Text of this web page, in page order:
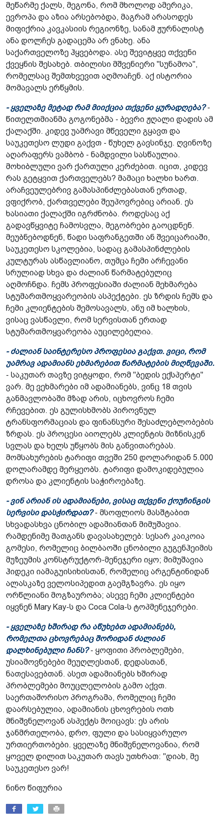
მეწარმე ქალს, მეგონა, რომ მხოლოდ ამერიკა,
ევროპა და აზია არსებობდა, მაგრამ არასოდეს
მიფიქრია კავკასიის რეგიონზე, სანამ ჟურნალისტ
ანა დოლჩეს გადაცემა არ ვნახე. ანა
საქართველოზე ჰყვებოდა. ასე შევიტყვე თქვენი
ქვეყნის შესახებ. თბილისი მშვენიერი "სუნამოა",
რომელსაც შემთხვევით აღმოაჩენ. აქ ისტორია
მომავალს ერწყმის.
- ყველაზე მეტად რამ მიიქცია თქვენი ყურადღება?-
წითელთმიანმა გოგონებმა - ბევრი ჟღალი დადის ამ
ქალაქში. კიდევ უამრავი მწეველი გყავთ და
საუკეთესო ლუდი გაქვთ - წუხელ გავსინჯე. ღვინოზე
აღარაფერს ვამბობ - ნამდვილი სასწაულია.
მოხიბლული ვარ ქართული კერძებით. იცით, კიდევ
რას გეტყვით ქართველებს? მამაცი ხალხი ხართ.
არაჩვეულებრივ გამასპინძლებასთან ერთად,
ვფიქრობ, ქართველები შეუპოვრებიც არიან. ეს
ხასიათი ქალაქში იგრძნობა. როდესაც აქ
გადავწყვიტე ჩამოსვლა, მეგობრები გაოცდნენ.
მეუბნებოდნენ, წადი საფრანგეთში ან შვეიცარიაში,
საუკეთესო სკოლებია, სადაც გამასპინძლების
კულტურას ასწავლიანო, თუმცა ჩემი არჩევანი
სრულიად სხვა და ძალიან წარმატებულიც
აღმოჩნდა. ჩემს პროფესიაში ძალიან მეხმარება
სტუმართმოყვარეობის ასპექტები. ეს ზრდის ჩემს და
ჩემი კლიენტების შემოსავალს, ანუ იმ ხალხის,
ვისაც ვასწავლი, რომ სერვისთან ერთად
სტუმართმოყვარეობა აუცილებელია.
- ძალიან საინტერესო პროფესია გაქვთ. ვიცი, რომ
უამრავ ადამიანს ეხმარებით წარმატების მიღწევაში.
- საკუთარ თავზე ვიტყოდი, რომ "ბედის ექსპერტი"
ვარ. მე ვეხმარები იმ ადამიანებს, ვინც 18 თვის
განმავლობაში მზად არის, იცხოვროს ჩემი
რჩევებით. ეს გულისხმობს პიროვნულ
ტრანსფორმაციას და ფინანსური შესაძლებლობების
ზრდას. ეს პროცესი აიოლებს კლიენტის მიზნისკენ
სვლას და ხელს უწყობს მის განვითარებას.
მომსახურების ტარიფი თვეში 250 დოლარიდან 5.000
დოლარამდე მერყეობს. ტარიფი დამოკიდებულია
დროსა და კლიენტის საჭიროებაზე.
- ვინ არიან ის ადამიანები, ვისაც თქვენი ქოუჩინგის
სერვისი დასჭირდათ?- მსოფლიოს მასშტაბით
სხვადასხვა ცნობილ ადამიანთან მიმუშავია.
რამდენიმე მათგანს დავასახელებ: სესარ კაიკოია
გომესი, რომელიც ბილბაოში ცნობილი გუგენჰეიმის
მუზეუმის კონსტრუქტორ-მენეჯერი იყო; მიმუშავია
ჰიდეკი იამაგუისიხისთან, რომელიც არგენტინიდან
ალასკაზე ველოსიპედით გაემგზავრა. ეს იყო
ორწლიანი მოგზაურობა; ასევე ჩემი კლიენტები
იყვნენ Mary Kay-ს და Coca Cola-ს ტოპმენეჯერები.
- ყველაზე ხშირად რა აწუხებთ ადამიანებს,
რომელთა ცხოვრებაც შორიდან ძალიან
დალხინებული ჩანს?- ყოფითი პრობლემები,
უსიამოვნებები მეუღლესთან, დედასთან,
ნათესავებთან. ასეთ ადამიანებს ხშირად
პრობლემები მოუცლელობის გამო აქვთ.
საერთაშორისო პროგრამა, რომელიც ჩემი
დაარსებულია, ადამიანის ცხოვრების ოთხ
მნიშვნელოვან ასპექტს მოიცავს: ეს არის
ჯანმრთელობა, დრო, ფული და სასიყვარულო
ურთიერთობები. ყველაზე მნიშვნელოვანია, რომ
ყოველ დილით საკუთარ თავს უთხრათ: "დიახ, მე
საუკეთესო ვარ!
ნინო წიფურია